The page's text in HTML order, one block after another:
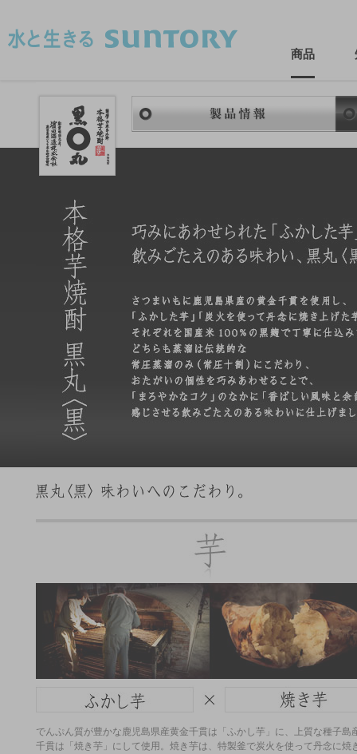
商品
でんぷん質が豊かな鹿児島県産黄金千貫は「ふかし芋」に、上質な種子島
千貫は「焼き芋」にして使用。焼き芋は、特製釜で炭火を使って丹念に焼